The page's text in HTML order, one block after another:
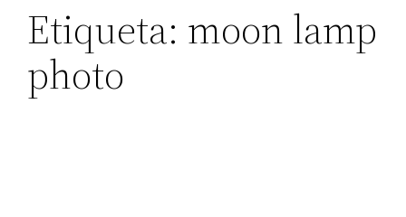
Etiqueta: moon lamp
photo